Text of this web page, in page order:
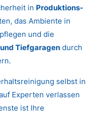
in Produktions-
das Ambiente in
und die
Tiefgaragen durch
selbst in
Experten verlassen
ist Ihre